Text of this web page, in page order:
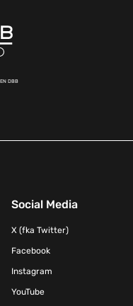
DBB
Social Media
X (fka Twitter)
Facebook
Instagram
YouTube